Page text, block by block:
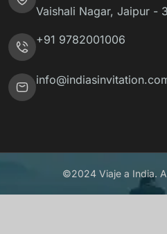
Vaishali Nagar, Jaipur -
+91 9782001006
©2024 Viaje a India.